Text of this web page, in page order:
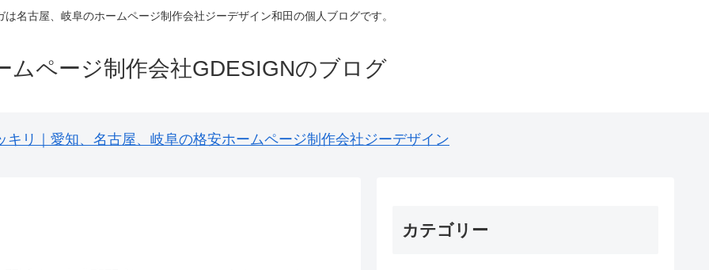
は名古屋、岐阜のホームページ制作会社ジーデザイン和田の個人ブログです。
ムページ制作会社GDESIGNのブログ
キリ｜愛知、名古屋、岐阜の格安ホームページ制作会社ジーデザイン
カテゴリー